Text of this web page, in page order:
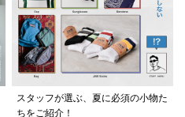
スタッフが選ぶ、夏に必須の小物た
ちをご紹介！